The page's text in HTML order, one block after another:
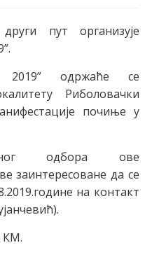
пут организује
2019” одржаће се
Риболовачки
почиње у
одбора ове
заинтересоване да се
на контакт
КМ.